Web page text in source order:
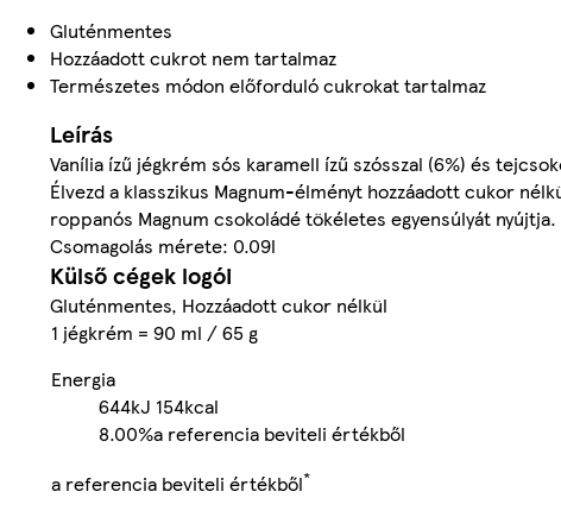
Gluténmentes
Hozzáadott cukrot nem tartalmaz
Természetes módon előforduló cukrokat tartalmaz
Leírás
Vanília ízű jégkrém sós karamell ízű szósszal (6%) és
Élvezd a klasszikus Magnum-élményt hozzáadott cukor
roppanós Magnum csokoládé tökéletes egyensúlyát
Csomagolás mérete: 0.09l
Külső cégek logói
Gluténmentes, Hozzáadott cukor nélkül
1 jégkrém = 90 ml / 65 g
Energia
644kJ 154kcal
8.00%a referencia beviteli értékből
a referencia beviteli értékből*